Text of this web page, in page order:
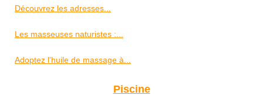
Découvrez les adresses...
Les masseuses naturistes :...
Adoptez l'huile de massage à...
Piscine